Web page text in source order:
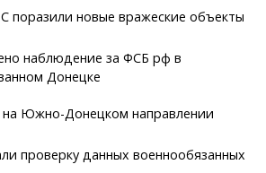
поразили новые вражеские объекты
наблюдение за ФСБ рф в
Донецке
на Южно-Донецком направлении
проверку данных военнообязанных